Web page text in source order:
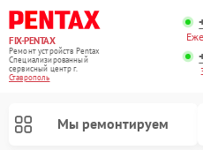
FIX-PENTAX
Ремонт устройств Pentax
Специализированный
cервисный центр г.
Ставрополь
Мы ремонтируем